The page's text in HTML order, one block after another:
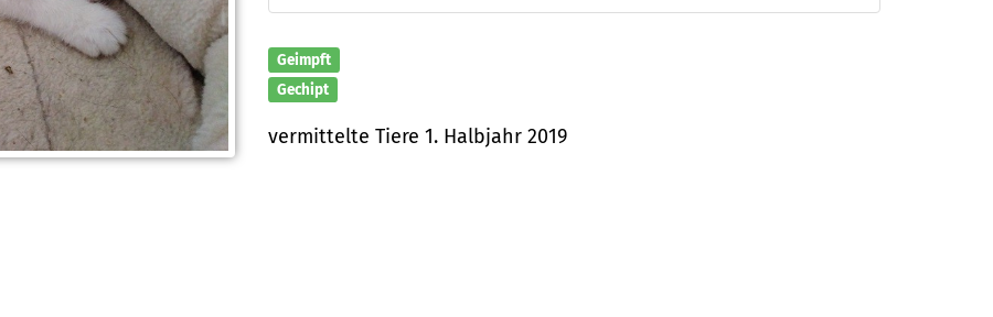
Geimpft
Gechipt
vermittelte Tiere 1. Halbjahr 2019